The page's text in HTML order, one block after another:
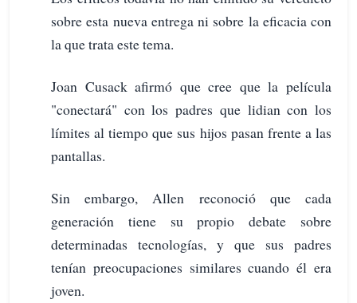
sobre esta nueva entrega ni sobre la eficacia con
la que trata este tema.
Joan Cusack afirmó que cree que la película
"conectará" con los padres que lidian con los
límites al tiempo que sus hijos pasan frente a las
pantallas.
Sin embargo, Allen reconoció que cada
generación tiene su propio debate sobre
determinadas tecnologías, y que sus padres
tenían preocupaciones similares cuando él era
joven.